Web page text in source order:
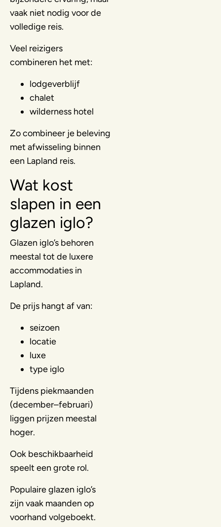
vaak niet nodig voor de
volledige reis.
Veel reizigers
combineren het met:
lodgeverblijf
chalet
wilderness hotel
Zo combineer je beleving
met afwisseling binnen
een Lapland reis.
Wat kost
slapen in een
glazen iglo?
Glazen iglo’s behoren
meestal tot de luxere
accommodaties in
Lapland.
De prijs hangt af van:
seizoen
locatie
luxe
type iglo
Tijdens piekmaanden
(december–februari)
liggen prijzen meestal
hoger.
Ook beschikbaarheid
speelt een grote rol.
Populaire glazen iglo’s
zijn vaak maanden op
voorhand volgeboekt.